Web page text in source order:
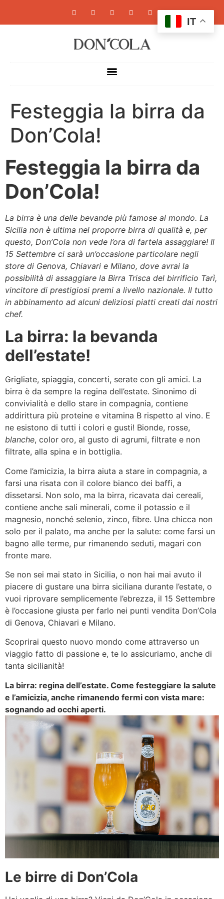
Festeggia la birra da
Don’Cola!
Festeggia la birra da
Don’Cola!
La birra è una delle bevande più famose al mondo. La
Sicilia non è ultima nel proporre birra di qualità e, per
questo, Don’Cola non vede l’ora di fartela assaggiare! Il
15 Settembre ci sarà un’occasione particolare negli
store di Genova, Chiavari e Milano, dove avrai la
possibilità di assaggiare la Birra Trisca del birrificio Tarì,
vincitore di prestigiosi premi a livello nazionale. Il tutto
in abbinamento ad alcuni deliziosi piatti creati dai nostri
chef.
La birra: la bevanda
dell’estate!
Grigliate, spiaggia, concerti, serate con gli amici. La
birra è da sempre la regina dell’estate. Sinonimo di
convivialità e dello stare in compagnia, contiene
addirittura più proteine e vitamina B rispetto al vino. E
ne esistono di tutti i colori e gusti! Bionde, rosse,
blanche, color oro, al gusto di agrumi, filtrate e non
filtrate, alla spina e in bottiglia.
Come l’amicizia, la birra aiuta a stare in compagnia, a
farsi una risata con il colore bianco dei baffi, a
dissetarsi. Non solo, ma la birra, ricavata dai cereali,
contiene anche sali minerali, come il potassio e il
magnesio, nonché selenio, zinco, fibre. Una chicca non
solo per il palato, ma anche per la salute: come farsi un
bagno alle terme, pur rimanendo seduti, magari con
fronte mare.
Se non sei mai stato in Sicilia, o non hai mai avuto il
piacere di gustare una birra siciliana durante l’estate, o
vuoi riprovare semplicemente l’ebrezza, il 15 Settembre
è l’occasione giusta per farlo nei punti vendita Don’Cola
di Genova, Chiavari e Milano.
Scoprirai questo nuovo mondo come attraverso un
viaggio fatto di passione e, te lo assicuriamo, anche di
tanta sicilianità!
La birra: regina dell’estate. Come festeggiare la salute
e l’amicizia, anche rimanendo fermi con vista mare:
sognando ad occhi aperti.
Le birre di Don’Cola
IT